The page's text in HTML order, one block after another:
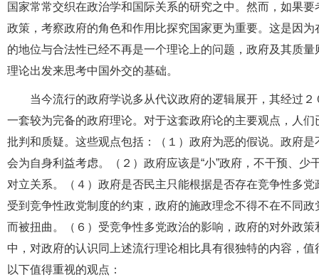
国家常常交织在政治学和国际关系的研究之中。然而，如果
政策，考察政府的角色和作用比探究国家更为重要。这是因
的地位与合法性已经不再是一个理论上的问题，政府及其质
理论出发来思考中国外交的基础。
当今流行的政府学说多从代议政府的逻辑展开，其经过
一套较为完备的政府理论。对于这套政府论的主要观点，人
批判和质疑。这些观点包括：（１）政府为恶的假说。政府
会为自身利益考虑。（２）政府应该是“小”政府，不干预、
对立关系。（４）政府是否民主只能根据是否存在竞争性多
受到竞争性政党制度的约束，政府的施政理念不得不在不同
而被扭曲。（６）受竞争性多党政治的影响，政府的对外政
中，对政府的认识同上述流行理论相比具有很独特的内容，
以下值得重视的观点：